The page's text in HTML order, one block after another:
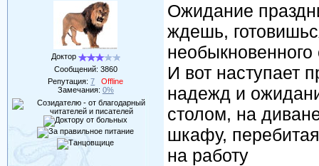
Доктор
Сообщений: 3860
Репутация:7
Offline
Замечания: 0%
Ожидание
ждешь,
необыкновенного
И вот наступает
надежд и
столом, на
шкафу,
на работу